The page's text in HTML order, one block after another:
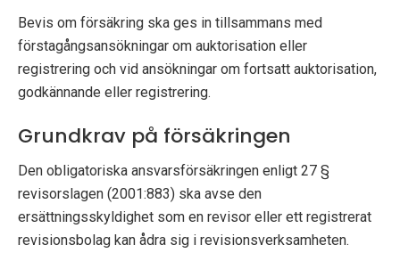
Bevis om försäkring ska ges in tillsammans med
förstagångsansökningar om auktorisation eller
registrering och vid ansökningar om fortsatt auktorisation,
godkännande eller registrering.
Grundkrav på försäkringen
Den obligatoriska ansvarsförsäkringen enligt 27 §
revisorslagen (2001:883) ska avse den
ersättningsskyldighet som en revisor eller ett registrerat
revisionsbolag kan ådra sig i revisionsverksamheten.